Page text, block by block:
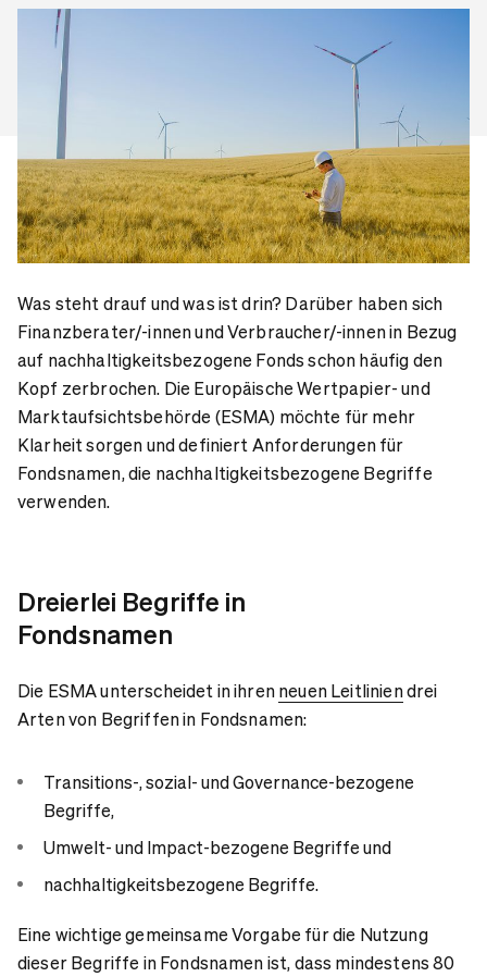
Was steht drauf und was ist drin? Darüber haben sich
Finanzberater/-innen und Verbraucher/-innen in Bezug
auf nachhaltigkeitsbezogene Fonds schon häufig den
Kopf zerbrochen. Die Europäische Wertpapier- und
Marktaufsichtsbehörde (ESMA) möchte für mehr
Klarheit sorgen und definiert Anforderungen für
Fondsnamen, die nachhaltigkeitsbezogene Begriffe
verwenden.
Dreierlei Begriffe in
Fondsnamen
Die ESMA unterscheidet in ihrenneuen Leitliniendrei
Arten von Begriffen in Fondsnamen:
Transitions-, sozial- und Governance-bezogene
Begriffe,
Umwelt- und Impact-bezogene Begriffe und
nachhaltigkeitsbezogene Begriffe.
Eine wichtige gemeinsame Vorgabe für die Nutzung
dieser Begriffe in Fondsnamen ist, dass mindestens 80